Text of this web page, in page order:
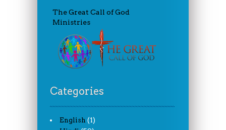
The Great Call of God
Ministries
Categories
English (1)